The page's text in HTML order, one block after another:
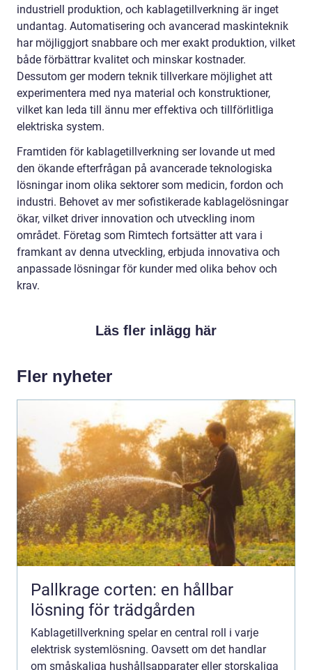
industriell produktion, och kablagetillverkning är inget
undantag. Automatisering och avancerad maskinteknik
har möjliggjort snabbare och mer exakt produktion, vilket
både förbättrar kvalitet och minskar kostnader.
Dessutom ger modern teknik tillverkare möjlighet att
experimentera med nya material och konstruktioner,
vilket kan leda till ännu mer effektiva och tillförlitliga
elektriska system.
Framtiden för kablagetillverkning ser lovande ut med
den ökande efterfrågan på avancerade teknologiska
lösningar inom olika sektorer som medicin, fordon och
industri. Behovet av mer sofistikerade kablagelösningar
ökar, vilket driver innovation och utveckling inom
området. Företag som Rimtech fortsätter att vara i
framkant av denna utveckling, erbjuda innovativa och
anpassade lösningar för kunder med olika behov och
krav.
Läs fler inlägg här
Fler nyheter
Pallkrage corten: en hållbar
lösning för trädgården
Kablagetillverkning spelar en central roll i varje
elektrisk systemlösning. Oavsett om det handlar
om småskaliga hushållsapparater eller storskaliga